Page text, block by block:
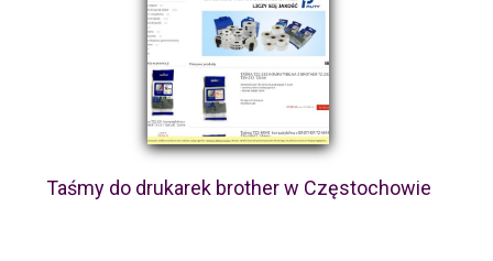
Taśmy do drukarek brother w Częstochowie